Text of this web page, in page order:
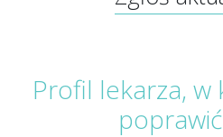
Profil lekarza,